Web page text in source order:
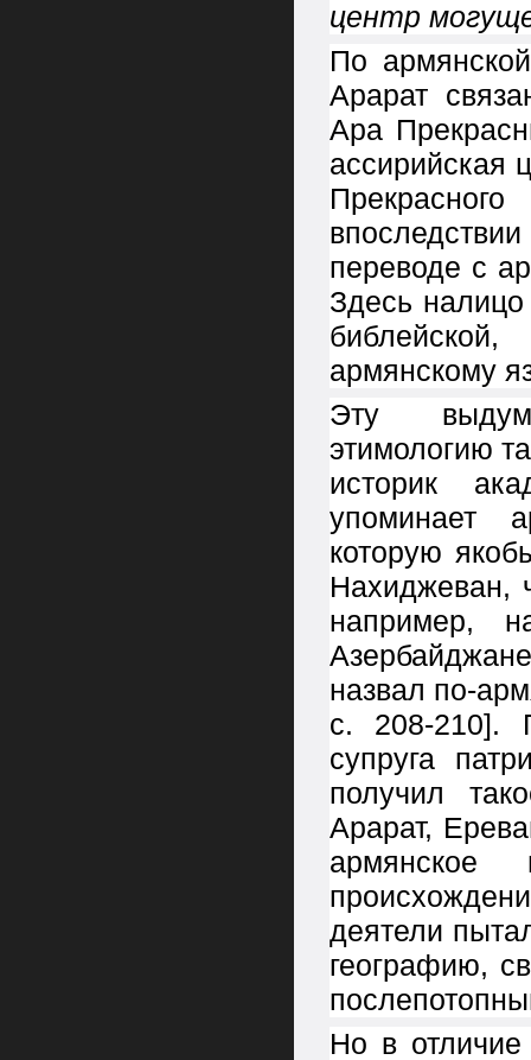
центр
По
Арарат
Ара
ассирийская
переводе с
Здесь
армянскому
Эту
этимологию
историк
упоминает
которую
Нахиджеван,
например,
назвал по-
с. 208-210].
супруга
получил
Арарат,
деятели
географию,
Но в